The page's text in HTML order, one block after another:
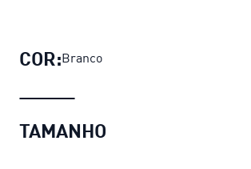
COR:Branco
TAMANHO